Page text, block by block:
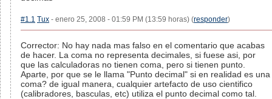
#1.1 Tux - enero 25, 2008 - 01:59 PM (13:59 horas) (responder)
Corrector: No hay nada mas falso en el comentario que acabas
de hacer. La coma no representa decimales, si fuese asi, por
que las calculadoras no tienen coma, pero si tienen punto.
Aparte, por que se le llama "Punto decimal" si en realidad es una
coma? de igual manera, cualquier artefacto de uso cientifico
(calibradores, basculas, etc) utiliza el punto decimal como tal.